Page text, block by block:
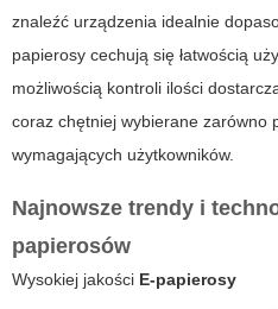
znaleźć urządzenia idealnie
papierosy cechują się łatwością
możliwością kontroli ilości
coraz chętniej wybierane zarówno
wymagających użytkowników.
Najnowsze trendy i
papierosów
Wysokiej jakości E-papierosy